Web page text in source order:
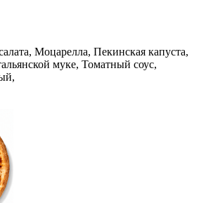
Моцарелла, Пекинская капуста,
муке, Томатный соус,